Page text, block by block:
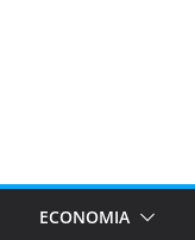
em Porto
de transfer,
de alto padrão
–
o segundo
únicas e
volta!ECONOMIA